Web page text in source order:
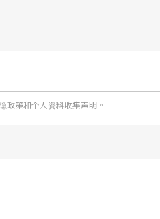
政策和个人资料收集声明。